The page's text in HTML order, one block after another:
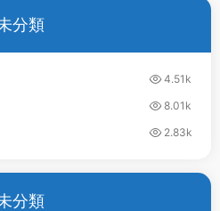
分類
4.51k
8.01k
2.83k
分類